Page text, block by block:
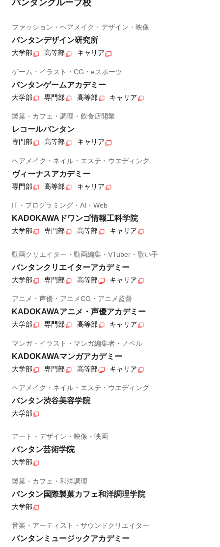
バンタングループ校
ファッション・ヘアメイク・デザイン・映像
バンタンデザイン研究所
大学部 高等部 キャリア
ゲーム・イラスト・CG・eスポーツ
バンタンゲームアカデミー
大学部 専門部 高等部 キャリア
製菓・カフェ・調理・飲食店開業
レコールバンタン
専門部 高等部 キャリア
ヘアメイク・ネイル・エステ・ウエディング
ヴィーナスアカデミー
専門部 高等部 キャリア
IT・プログラミング・AI・Web
KADOKAWAドワンゴ情報工科学院
大学部 専門部 高等部 キャリア
動画クリエイター・動画編集・VTuber・歌い手
バンタンクリエイターアカデミー
大学部 専門部 高等部 キャリア
アニメ・声優・アニメCG・アニメ監督
KADOKAWAアニメ・声優アカデミー
大学部 専門部 高等部 キャリア
マンガ・イラスト・マンガ編集者・ノベル
KADOKAWAマンガアカデミー
大学部 専門部 高等部 キャリア
ヘアメイク・ネイル・エステ・ウエディング
バンタン渋谷美容学院
大学部
アート・デザイン・映像・映画
バンタン芸術学院
大学部
製菓・カフェ・和洋調理
バンタン国際製菓カフェ和洋調理学院
大学部
音楽・アーティスト・サウンドクリエイター
バンタンミュージックアカデミー